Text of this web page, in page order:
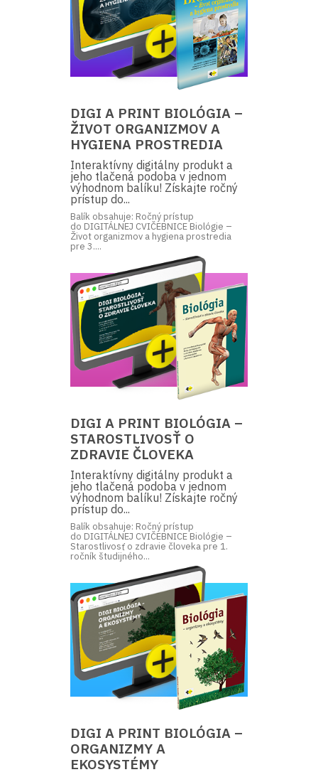
DIGI A PRINT BIOLÓGIA –
ŽIVOT ORGANIZMOV A
HYGIENA PROSTREDIA
Interaktívny digitálny produkt a
jeho tlačená podoba v jednom
výhodnom balíku! Získajte ročný
prístup do...
Balík obsahuje: Ročný prístup
do DIGITÁLNEJ CVIČEBNICE Biológie –
Život organizmov a hygiena prostredia
pre 3....
DIGI A PRINT BIOLÓGIA –
STAROSTLIVOSŤ O
ZDRAVIE ČLOVEKA
Interaktívny digitálny produkt a
jeho tlačená podoba v jednom
výhodnom balíku! Získajte ročný
prístup do...
Balík obsahuje: Ročný prístup
do DIGITÁLNEJ CVIČEBNICE Biológie –
Starostlivosť o zdravie človeka pre 1.
ročník študijného...
DIGI A PRINT BIOLÓGIA –
ORGANIZMY A
EKOSYSTÉMY